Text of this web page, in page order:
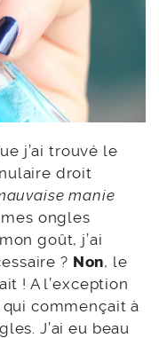
j’ai trouvé le
droit
manie
ongles
goût, j’ai
? Non, le
! A l’exception
commençait à
J’ai eu beau